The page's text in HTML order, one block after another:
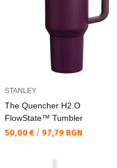
STANLEY
The Quencher H2.O
FlowState™ Tumbler
Текуща цена:
50,00 € / 97,79 BGN